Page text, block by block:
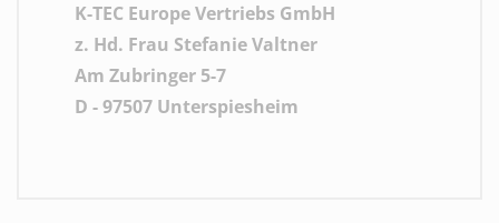
K-TEC Europe Vertriebs GmbH
z. Hd. Frau Stefanie Valtner
Am Zubringer 5-7
D - 97507 Unterspiesheim